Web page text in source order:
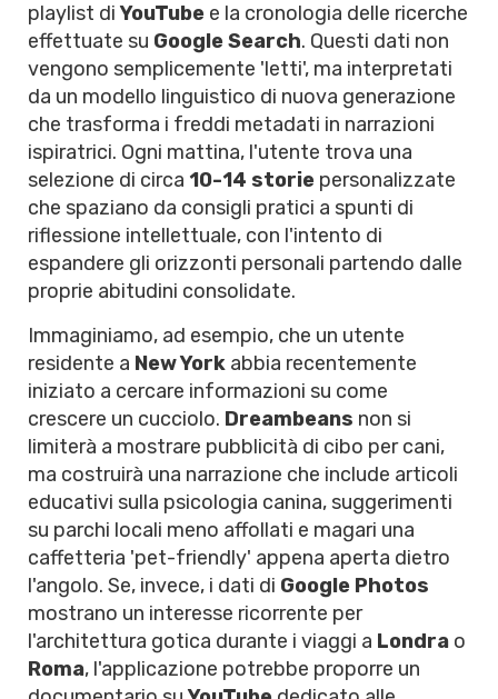
playlist diYouTube e la cronologia delle ricerche
effettuate su Google Search. Questi dati non
vengono semplicemente 'letti', ma interpretati
da un modello linguistico di nuova generazione
che trasforma i freddi metadati in narrazioni
ispiratrici. Ogni mattina, l'utente trova una
selezione di circa 10-14 storie personalizzate
che spaziano da consigli pratici a spunti di
riflessione intellettuale, con l'intento di
espandere gli orizzonti personali partendo dalle
proprie abitudini consolidate.
Immaginiamo, ad esempio, che un utente
residente a New York abbia recentemente
iniziato a cercare informazioni su come
crescere un cucciolo. Dreambeans non si
limiterà a mostrare pubblicità di cibo per cani,
ma costruirà una narrazione che include articoli
educativi sulla psicologia canina, suggerimenti
su parchi locali meno affollati e magari una
caffetteria 'pet-friendly' appena aperta dietro
l'angolo. Se, invece, i dati di Google Photos
mostrano un interesse ricorrente per
l'architettura gotica durante i viaggi a Londra o
Roma, l'applicazione potrebbe proporre un